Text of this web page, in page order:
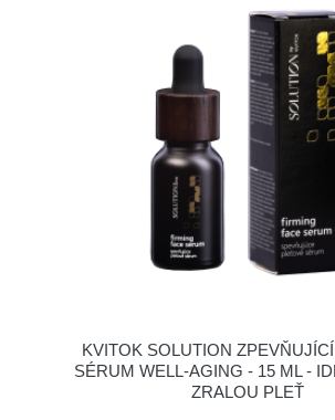
KVITOK SOLUTION
SÉRUM WELL-AGING - 15 ML -
ZRALOU PLEŤ